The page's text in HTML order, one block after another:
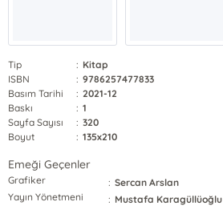
Tip : Kitap
ISBN
: 9786257477833
Basım Tarihi
: 2021-12
Baskı
: 1
Sayfa Sayısı
: 320
Boyut
: 135x210
Emeği Geçenler
Grafiker : Sercan Arslan
Yayın Yönetmeni
: Mustafa Karagüllüoğlu